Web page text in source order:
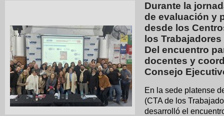
Durante la
de evaluación y
desde los
los
Del encuentro
docentes y
Consejo
En la sede platense
(CTA de los
desarrolló el